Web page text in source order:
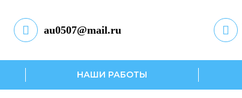
au0507@mail.ru
НАШИ РАБОТЫ